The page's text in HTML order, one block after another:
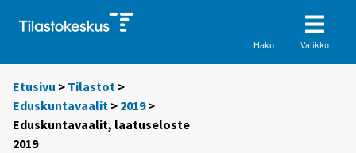
Haku Valikko
Etusivu > Tilastot >
Eduskuntavaalit > 2019>
Eduskuntavaalit, laatuseloste
2019